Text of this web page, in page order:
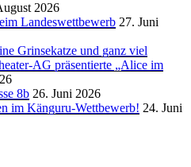
2026
Landeswettbewerb 27. Juni
Grinsekatze und ganz viel
AG präsentierte „Alice im
8b 26. Juni 2026
im Känguru-Wettbewerb! 24. Juni